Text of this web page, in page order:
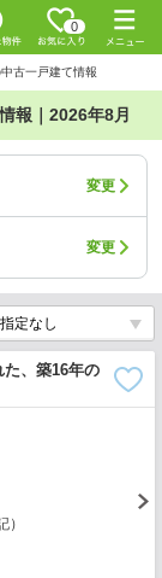
0
古一戸建て情報
報｜2026年8月
変更
変更
た、築16年の